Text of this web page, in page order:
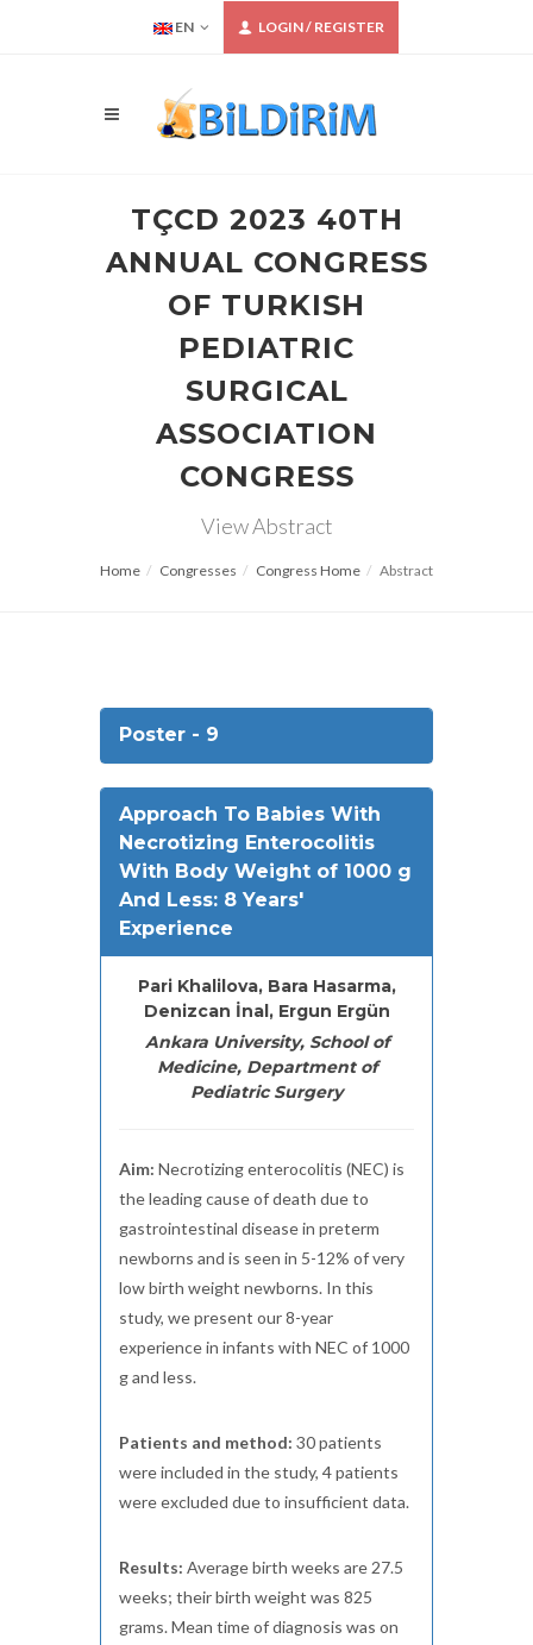
EN LOGIN / REGISTER
TÇCD 2023 40TH
ANNUAL CONGRESS
OF TURKISH
PEDIATRIC
SURGICAL
ASSOCIATION
CONGRESS
View Abstract
Home Congresses Congress Home Abstract
Poster - 9
Approach To Babies With
Necrotizing Enterocolitis
With Body Weight of 1000 g
And Less: 8 Years'
Experience
Pari Khalilova, Bara Hasarma,
Denizcan İnal, Ergun Ergün
Ankara University, School of
Medicine, Department of
Pediatric Surgery
Aim: Necrotizing enterocolitis (NEC) is
the leading cause of death due to
gastrointestinal disease in preterm
newborns and is seen in 5-12% of very
low birth weight newborns. In this
study, we present our 8-year
experience in infants with NEC of 1000
g and less.
Patients and method: 30 patients
were included in the study, 4 patients
were excluded due to insufficient data.
Results: Average birth weeks are 27.5
weeks; their birth weight was 825
grams. Mean time of diagnosis was on